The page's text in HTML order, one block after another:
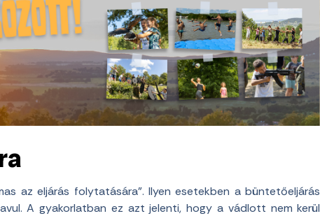
az eljárás folytatására”. Ilyen esetekben a büntetőeljárás
A gyakorlatban ez azt jelenti, hogy a vádlott nem kerül